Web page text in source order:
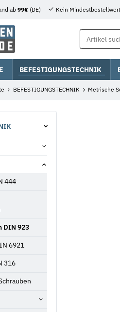
ab 99€ (DE) Kein Mindestbestellwert
BEFESTIGUNGSTECHNIK
BEFESTIGUNGSTECHNIK Metrische
444
DIN 923
6921
316